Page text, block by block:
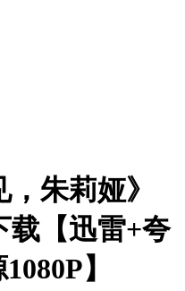
朱莉娅》
载【迅雷+夸
】